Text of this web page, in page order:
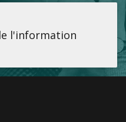
l'information